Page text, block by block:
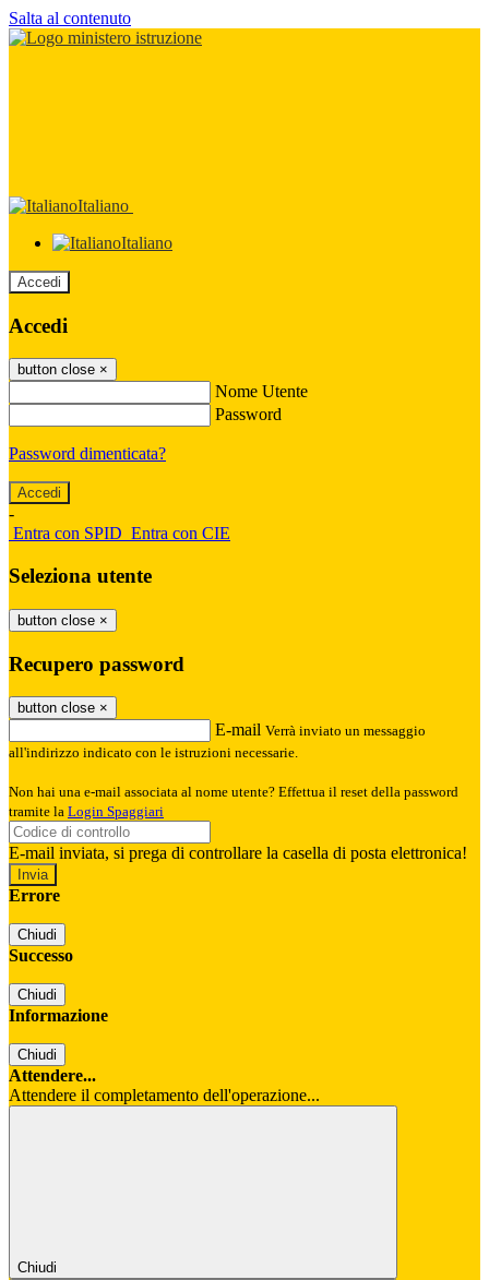
Salta al contenuto
Italiano
Italiano
Accedi
Accedi
button close ×
Nome Utente
Password
Password dimenticata?
-
Entra con SPID Entra con CIE
Seleziona utente
button close ×
Recupero password
button close ×
E-mail Verrà inviato un messaggio
all'indirizzo indicato con le istruzioni necessarie.
Non hai una e-mail associata al nome utente? Effettua il reset della password
tramite la Login Spaggiari
E-mail inviata, si prega di controllare la casella di posta elettronica!
Errore
Chiudi
Successo
Chiudi
Informazione
Chiudi
Attendere...
Attendere il completamento dell'operazione...
Chiudi